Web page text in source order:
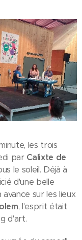
les trois
par Calixte de
le soleil. Déjà à
d'une belle
sur les lieux
, l'esprit était
d'art.